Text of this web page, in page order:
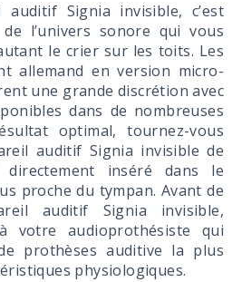
Signia invisible, c’est
l’univers sonore qui vous
le crier sur les toits. Les
allemand en version micro-
une grande discrétion avec
dans de nombreuses
optimal, tournez-vous
auditif Signia invisible de
inséré dans le
proche du tympan. Avant de
auditif Signia invisible,
votre audioprothésiste qui
prothèses auditive la plus
physiologiques.